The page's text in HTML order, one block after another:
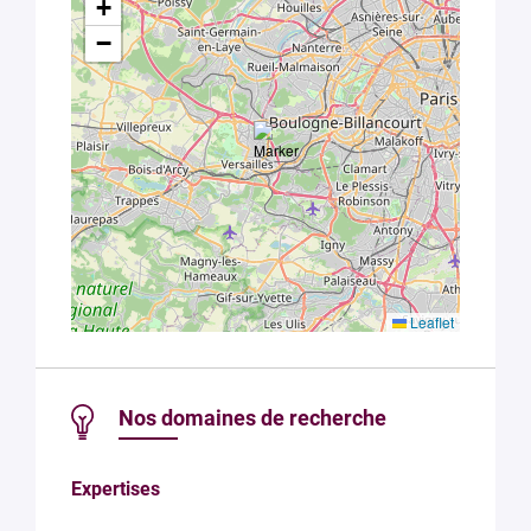
+
−
Leaflet
Nos domaines de recherche
Expertises